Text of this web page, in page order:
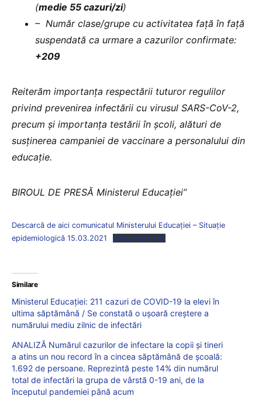
(medie 55 cazuri/zi)
– Număr clase/grupe cu activitatea față în față
suspendată ca urmare a cazurilor confirmate:
+209
Reiterăm importanța respectării tuturor regulilor
privind prevenirea infectării cu virusul SARS-CoV-2,
precum și importanța testării în școli, alături de
susținerea campaniei de vaccinare a personalului din
educație.
BIROUL DE PRESĂ Ministerul Educației”
Descarcă de aici comunicatul Ministerului Educației – Situație
epidemiologică 15.03.2021
Descarcă fișier
Similare
Ministerul Educației: 211 cazuri de COVID-19 la elevi în
ultima săptămână / Se constată o ușoară creștere a
numărului mediu zilnic de infectări
ANALIZĂ Numărul cazurilor de infectare la copii și tineri
a atins un nou record în a cincea săptămână de școală:
1.692 de persoane. Reprezintă peste 14% din numărul
total de infectări la grupa de vârstă 0-19 ani, de la
începutul pandemiei până acum